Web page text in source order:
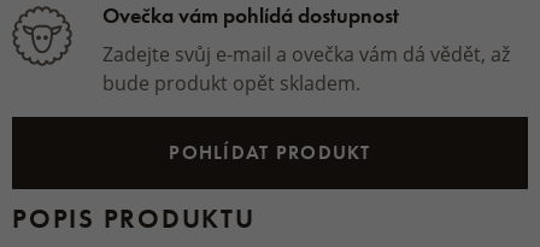
Ovečka vám pohlídá dostupnost
Zadejte svůj e-mail a ovečka vám dá vědět, až
bude produkt opět skladem.
POHLÍDAT PRODUKT
POPIS PRODUKTU